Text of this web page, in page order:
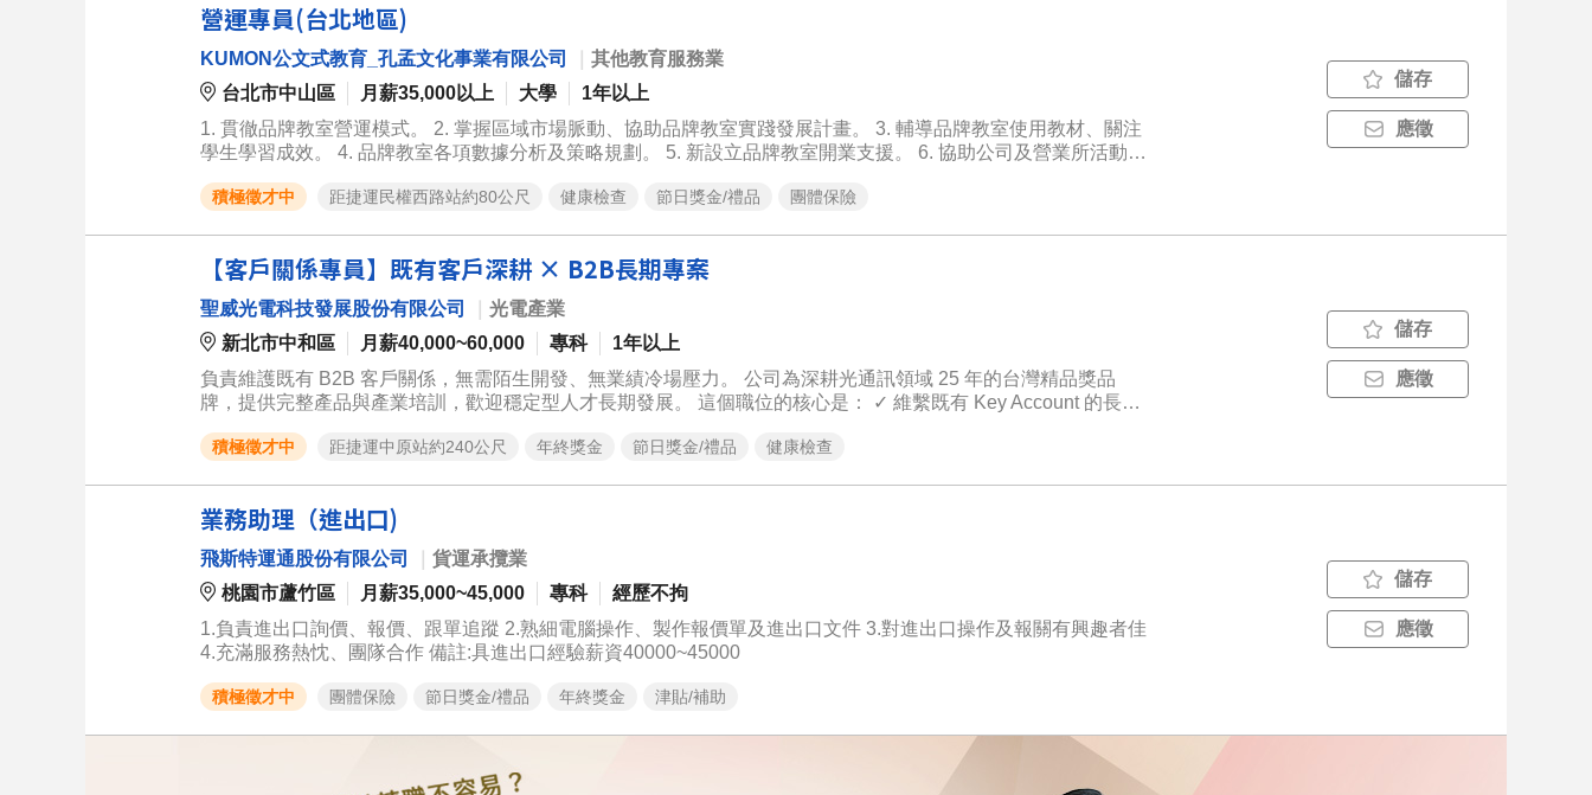
營運專員(台北地區)
KUMON公文式教育_孔孟文化事業有限公司
其他教育服務業
台北市中山區
月薪35,000以上 大學
1年以上
1. 貫徹品牌教室營運模式。 2. 掌握區域市場脈動、協助品牌教室實踐發展計畫。 3. 輔導品牌教室使用教材、關注
學生學習成效。 4. 品牌教室各項數據分析及策略規劃。 5. 新設立品牌教室開業支援。 6. 協助公司及營業所活動業
積極徵才中 距捷運民權西路站約80公尺 健康檢查 節日獎金/禮品 團體保險
儲存
應徵
【客戶關係專員】既有客戶深耕 × B2B長期專案
聖威光電科技發展股份有限公司
光電產業
新北市中和區
月薪40,000~60,000 專科
1年以上
負責維護既有 B2B 客戶關係，無需陌生開發、無業績冷場壓力。 公司為深耕光通訊領域 25 年的台灣精品獎品
牌，提供完整產品與產業培訓，歡迎穩定型人才長期發展。 這個職位的核心是： ✓ 維繫既有 Key Account 的長期
生產／品保）協作完成長週期專案 ✓ 作為客戶在公司內部的窗口，確保需求被持續回應 【工作職責】 1. 關係維繫
新應用機會 跨部門協作完成樣品評估、規格確認、報價 持續追蹤 Design Win 進度直到量產 3. 長期專案管理 管理
長週期 B2B 專案（從規格定義→樣品→驗證→量產） 與工程、生產、品保跨部門協作 確保專案進度與客戶需求對
齊 【我們特別歡迎以下背景】 Key Account 助理／PM／專案管理經驗者（最推薦） IPC／工控／網通產業客戶窗
口背景 技術客服／Technical Support 想轉客戶經營者 業務助理希望往客戶管理發展者 穩定型理工背景人才（英文
佳、邏輯強，願長期培養） ► 歡迎進一步瞭解聖威光電 http://www.sanoc.com.tw
積極徵才中 距捷運中原站約240公尺 年終獎金 節日獎金/禮品 健康檢查
儲存
應徵
業務助理（進出口)
飛斯特運通股份有限公司
貨運承攬業
桃園市蘆竹區
月薪35,000~45,000 專科
經歷不拘
1.負責進出口詢價、報價、跟單追蹤 2.熟細電腦操作、製作報價單及進出口文件 3.對進出口操作及報關有興趣者佳
4.充滿服務熱忱、團隊合作 備註:具進出口經驗薪資40000~45000
積極徵才中 團體保險 節日獎金/禮品 年終獎金 津貼/補助
儲存
應徵